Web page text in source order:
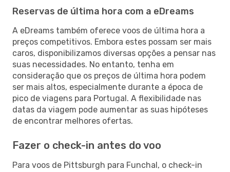
Reservas de última hora com a eDreams
A eDreams também oferece voos de última hora a
preços competitivos. Embora estes possam ser mais
caros, disponibilizamos diversas opções a pensar nas
suas necessidades. No entanto, tenha em
consideração que os preços de última hora podem
ser mais altos, especialmente durante a época de
pico de viagens para Portugal. A flexibilidade nas
datas da viagem pode aumentar as suas hipóteses
de encontrar melhores ofertas.
Fazer o check-in antes do voo
Para voos de Pittsburgh para Funchal, o check-in